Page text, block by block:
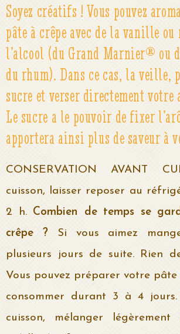
Soyez créatifs ! Vous pouvez
pâte à crêpe avec de la vanille ou
l’alcool (du Grand Marnier® ou
du rhum). Dans ce cas, la veille,
sucre et verser directement votre
Le sucre a le pouvoir de fixer
apportera ainsi plus de saveur à
CONSERVATION AVANT
cuisson, laisser reposer au
2 h. Combien de temps se
crêpe ?Si vous aimez
plusieurs jours de suite. Rien
Vous pouvez préparer votre
consommer durant 3 à 4
cuisson, mélanger